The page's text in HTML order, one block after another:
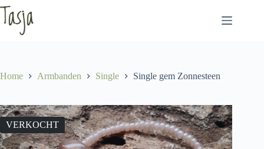
Ga
naar
de
inhoud
Home Armbanden Single Single gem Zonnesteen
VERKOCHT